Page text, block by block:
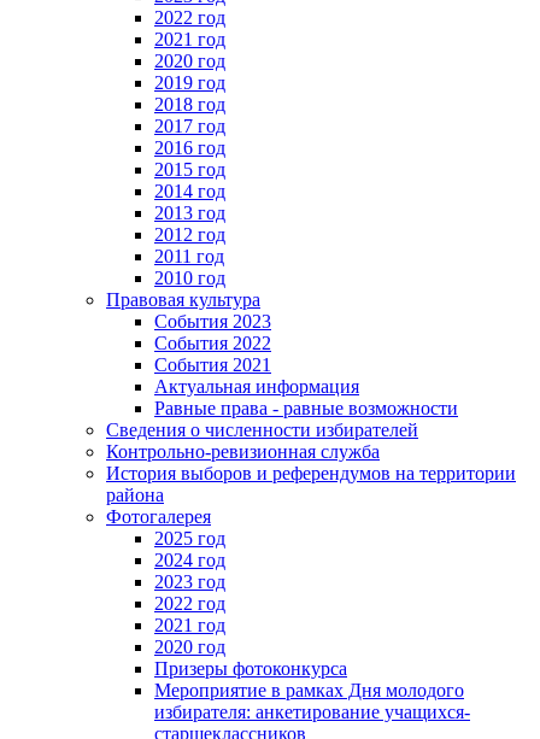
2022 год
2021 год
2020 год
2019 год
2018 год
2017 год
2016 год
2015 год
2014 год
2013 год
2012 год
2011 год
2010 год
Правовая культура
События 2023
События 2022
События 2021
Актуальная информация
Равные права - равные возможности
Сведения о численности избирателей
Контрольно-ревизионная служба
История выборов и референдумов на территории
района
Фотогалерея
2025 год
2024 год
2023 год
2022 год
2021 год
2020 год
Призеры фотоконкурса
Мероприятие в рамках Дня молодого
избирателя: анкетирование учащихся-
старшеклассников